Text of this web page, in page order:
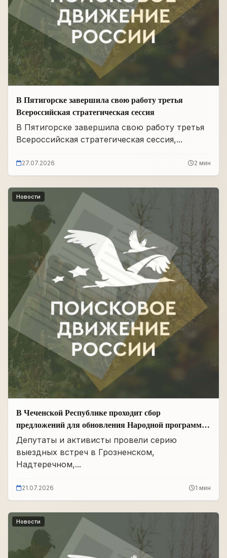
В Пятигорске завершила свою работу третья
Всероссийская стратегическая сессия
В Пятигорске завершила свою работу третья
Всероссийская стратегическая сессия,...
27.07.2026 2 мин
Новости
В Чеченской Республике проходит сбор
предложений для обновления Народной программы
в сфере АПК
Депутаты и активисты провели серию
выездных встреч в Грозненском,
Надтеречном,...
21.07.2026 1 мин
Новости